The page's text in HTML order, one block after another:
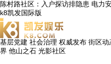
陈村路社区：入户探访排隐患 电
k8凯发国际版
基层党建 社会治理 权威发布 街区动
界 他山之石 光影社区